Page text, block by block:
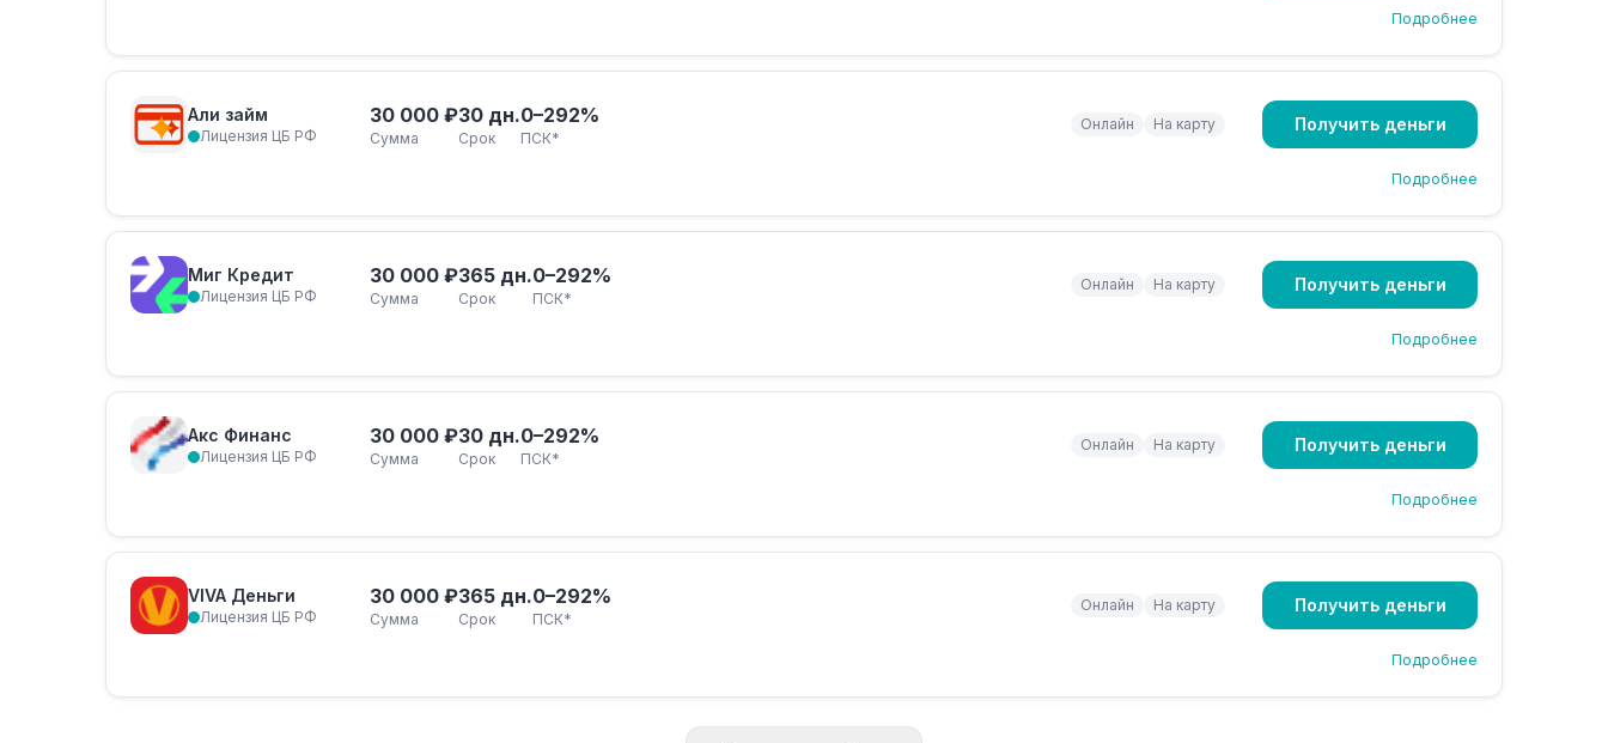
Подробнее
Али займ
Лицензия ЦБ РФ
30 000 ₽
Сумма
30 дн.
Срок
0–292%
ПСК*
Онлайн На карту Получить деньги
Подробнее
Миг Кредит
Лицензия ЦБ РФ
30 000 ₽
Сумма
365 дн.
Срок
0–292%
ПСК*
Онлайн На карту Получить деньги
Подробнее
Акс Финанс
Лицензия ЦБ РФ
30 000 ₽
Сумма
30 дн.
Срок
0–292%
ПСК*
Онлайн На карту Получить деньги
Подробнее
VIVA Деньги
Лицензия ЦБ РФ
30 000 ₽
Сумма
365 дн.
Срок
0–292%
ПСК*
Онлайн На карту Получить деньги
Подробнее